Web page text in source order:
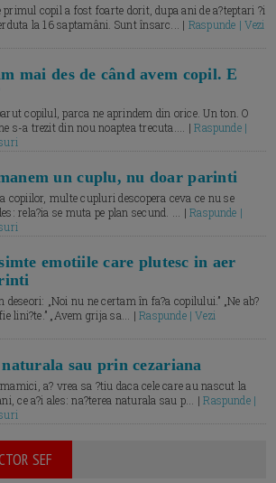
copil a fost foarte dorit, dupa ani de a?teptari ?i
la 16 saptamâni. Sunt însarc... | Raspunde | Vezi
mai des de când avem copil. E
copilul, parca ne aprindem din orice. Un ton. O
s-a trezit din nou noaptea trecuta.... |Raspunde |
un cuplu, nu doar parinti
copiilor, multe cupluri descopera ceva ce nu se
rela?ia se muta pe plan secund. ... |Raspunde |
emotiile care plutesc in aer
deseori: „Noi nu ne certam în fa?a copilului.” „Ne ab?
lini?te.” „Avem grija sa... |Raspunde | Vezi
sau prin cezariana
a? vrea sa ?tiu daca cele care au nascut la
ce a?i ales: na?terea naturala sau p... |Raspunde |
SEF